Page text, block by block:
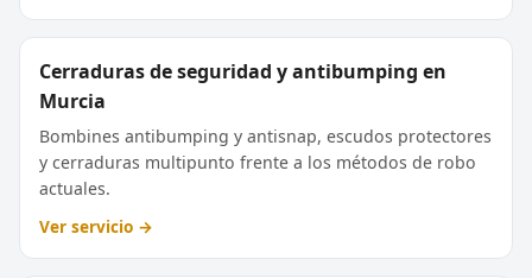
Cerraduras de seguridad y antibumping en
Murcia
Bombines antibumping y antisnap, escudos protectores
y cerraduras multipunto frente a los métodos de robo
actuales.
Ver servicio →